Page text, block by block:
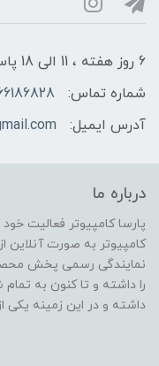
6 روز هفته ، 11 الی 18 پاسخگوی شما هستیم
شماره تماس:
آدرس ایمیل:
درباره ما
نمایندگی رسمی پخش
را داشته و تا کنون به
داشته و در این زمینه یکی